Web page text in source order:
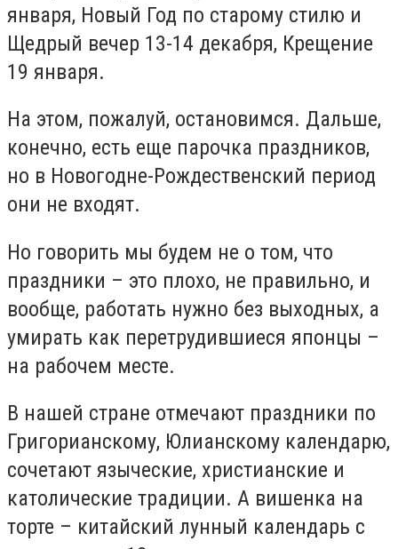
января, Новый Год по старому стилю и
Щедрый вечер 13-14 декабря, Крещение
19 января.
На этом, пожалуй, остановимся. Дальше,
конечно, есть еще парочка праздников,
но в Новогодне-Рождественский период
они не входят.
Но говорить мы будем не о том, что
праздники – это плохо, не правильно, и
вообще, работать нужно без выходных, а
умирать как перетрудившиеся японцы –
на рабочем месте.
В нашей стране отмечают праздники по
Григорианскому, Юлианскому календарю,
сочетают языческие, христианские и
католические традиции. А вишенка на
торте – китайский лунный календарь с